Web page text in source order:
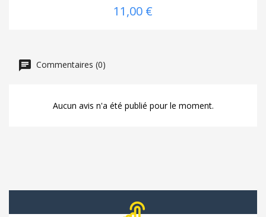
11,00 €
Commentaires (0)
Aucun avis n'a été publié pour le moment.